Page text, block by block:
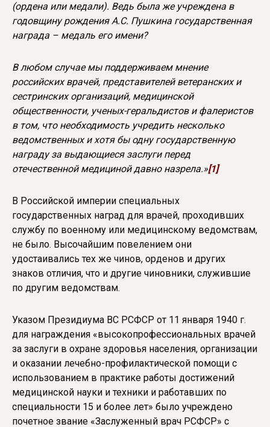
(ордена или медали). Ведь была же учреждена в
годовщину рождения А.С. Пушкина государственная
награда – медаль его имени?
В любом случае мы поддерживаем мнение
российских врачей, представителей ветеранских и
сестринских организаций, медицинской
общественности, ученых-геральдистов и фалеристов
в том, что необходимость учредить несколько
ведомственных и хотя бы одну государственную
награду за выдающиеся заслуги перед
отечественной медициной давно назрела.»[1]
В Российской империи специальных
государственных наград для врачей, проходивших
службу по военному или медицинскому ведомствам,
не было. Высочайшим повелением они
удостаивались тех же чинов, орденов и других
знаков отличия, что и другие чиновники, служившие
по другим ведомствам.
Указом Президиума ВС РСФСР от 11 января 1940 г.
для награждения «высокопрофессиональных врачей
за заслуги в охране здоровья населения, организации
и оказании лечебно-профилактической помощи с
использованием в практике работы достижений
медицинской науки и техники и работавших по
специальности 15 и более лет» было учреждено
почетное звание «Заслуженный врач РСФСР» с